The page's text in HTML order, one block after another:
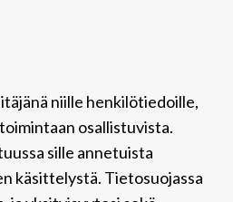
niille henkilötiedoille,
osallistuvista.
sille annetuista
käsittelystä. Tietosuojassa